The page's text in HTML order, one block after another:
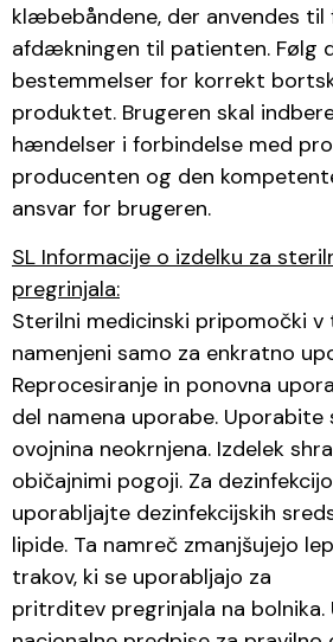
klæbebåndene, der anvendes
afdækningen til patienten. Følg
bestemmelser for korrekt
produktet. Brugeren skal
hændelser i forbindelse med
producenten og den
ansvar for brugeren.
SL Informacije o izdelku za
pregrinjala:
Sterilni medicinski pripomočki
namenjeni samo za enkratno
Reprocesiranje in ponovna
del namena uporabe. Uporabite
ovojnina neokrnjena. Izdelek
običajnimi pogoji. Za
uporabljajte dezinfekcijskih
lipide. Ta namreč zmanjšujejo
trakov, ki se uporabljajo za
pritrditev pregrinjala na